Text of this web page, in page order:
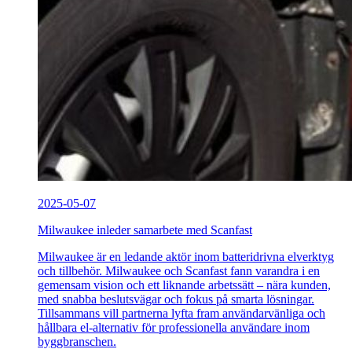
2025-05-07
Milwaukee inleder samarbete med Scanfast
Milwaukee är en ledande aktör inom batteridrivna elverktyg
och tillbehör. Milwaukee och Scanfast fann varandra i en
gemensam vision och ett liknande arbetssätt – nära kunden,
med snabba beslutsvägar och fokus på smarta lösningar.
Tillsammans vill partnerna lyfta fram användarvänliga och
hållbara el-alternativ för professionella användare inom
byggbranschen.